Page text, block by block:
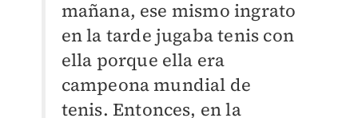
mañana, ese mismo ingrato
en la tarde jugaba tenis con
ella porque ella era
campeona mundial de
tenis. Entonces, en la